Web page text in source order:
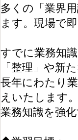
多くの「業界
ます。現場で
すでに業務知
「整理」や新
長年にわたり
えいたします。
業務知識を強